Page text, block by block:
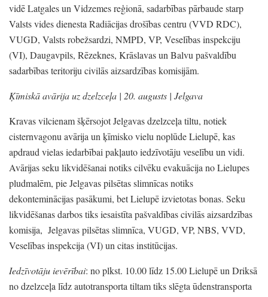
vidē Latgales un Vidzemes reģionā, sadarbības pārbaude starp
Valsts vides dienesta Radiācijas drošības centru(VVD RDC),
VUGD, Valsts robežsardzi, NMPD, VP, Veselības inspekciju
(VI), Daugavpils, Rēzeknes, Krāslavas un Balvu pašvaldību
sadarbības teritoriju civilās aizsardzības komisijām.
Ķīmiskā avārija uz dzelzceļa | 20. augusts | Jelgava
Kravas vilcienam šķērsojot Jelgavas dzelzceļa tiltu, notiek
cisternvagonu avārija un ķīmisko vielu noplūde Lielupē, kas
apdraud vielas iedarbībai pakļauto iedzīvotāju veselību un vidi.
Avārijas seku likvidēšanai notiks cilvēku evakuācija no Lielupes
pludmalēm, pie Jelgavas pilsētas slimnīcas notiks
dekonteminācijas pasākumi, bet Lielupē izvietotas bonas. Seku
likvidēšanas darbos tiks iesaistīta pašvaldības civilās aizsardzības
komisija, Jelgavas pilsētas slimnīca, VUGD, VP, NBS, VVD,
Veselības inspekcija(VI)un citas institūcijas.
Iedzīvotāju ievērībai: no plkst. 10.00 līdz 15.00 Lielupē un Driksā
no dzelzceļa līdz autotransporta tiltam tiks slēgta ūdenstransporta